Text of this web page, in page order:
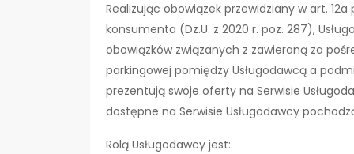
Realizując obowiązek przewidziany w art.
konsumenta (Dz.U. z 2020 r. poz. 287),
obowiązków związanych z zawieraną za
parkingowej pomiędzy Usługodawcą a
prezentują swoje oferty na Serwisie
dostępne na Serwisie Usługodawcy
Rolą Usługodawcy jest: